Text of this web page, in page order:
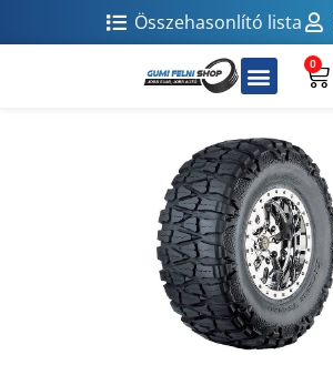
Összehasonlító lista
0